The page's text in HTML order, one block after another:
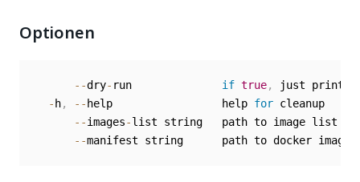
Optionen
--dry- run if true,
just print
- h, -- help                 help for cleanup
--images-list string   path to image list
--